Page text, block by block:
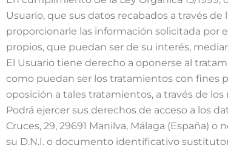
Usuario, que sus datos recabados a través
proporcionarle las información solicitada por
propios, que puedan ser de su interés,
El Usuario tiene derecho a oponerse al
como puedan ser los tratamientos con fines
oposición a tales tratamientos, a través de
Podrá ejercer sus derechos de acceso a los
Cruces, 29, 29691 Manilva, Málaga
su D.N.I. o documento identificativo